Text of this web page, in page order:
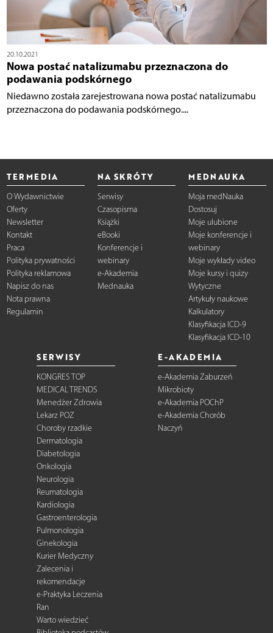
20.10.2021
Nowa postać natalizumabu przeznaczona do
podawania podskórnego
Niedawno została zarejestrowana nowa postać natalizumabu
przeznaczona do podawania podskórnego....
TERMEDIA
O Wydawnictwie
Oferty
Newsletter
Kontakt
Praca
Polityka prywatności
Polityka reklamowa
Napisz do nas
Nota prawna
Regulamin
NA SKRÓTY
Serwisy
Czasopisma
Książki
eBooki
Konferencje i
webinary
e-Akademia
Mednauka
MEDNAUKA
Moja medNauka
Dostosuj
Moje ulubione
Moje konferencje i
webinary
Moje wykłady video
Moje kursy i quizy
Wytyczne
Artykuły naukowe
Kalkulatory
Klasyfikacja ICD-9
Klasyfikacja ICD-10
SERWISY
KONGRES TOP
MEDICAL TRENDS
Menedżer Zdrowia
Lekarz POZ
Choroby rzadkie
Dermatologia
Diabetologia
Onkologia
Neurologia
Reumatologia
Kardiologia
Gastroenterologia
Pulmonologia
Ginekologia
Kurier Medyczny
Zalecenia i
rekomendacje
e-Praktyka Leczenia
Ran
Warto wiedzieć
E-AKADEMIA
e-Akademia Zaburzeń
Mikrobioty
e-Akademia POChP
e-Akademia Chorób
Naczyń